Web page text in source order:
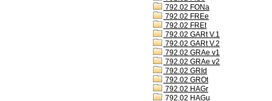
792.02 FONa
792.02 FREe
792.02 FREt
792.02 GARt V.1
792.02 GARt V.2
792.02 GRAe v1
792.02 GRAe v2
792.02 GRId
792.02 GROt
792.02 HAGr
792.02 HAGu